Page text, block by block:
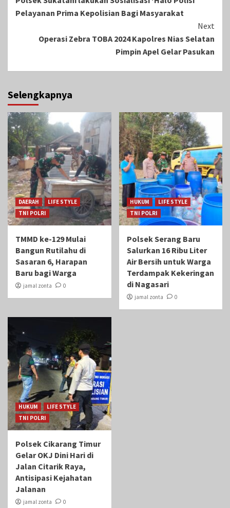
Reading
Pelayanan Prima Kepolisian Bagi Masyarakat
Next
Operasi Zebra TOBA 2024 Kapolres Nias Selatan
Pimpin Apel Gelar Pasukan
Selengkapnya
DAERAH
LIFE STYLE
TNI POLRI
TMMD ke-129 Mulai
Bangun Rutilahu di
Sasaran 6, Harapan
Baru bagi Warga
jamal zonta 0
HUKUM
LIFE STYLE
TNI POLRI
Polsek Serang Baru
Salurkan 16 Ribu Liter
Air Bersih untuk Warga
Terdampak Kekeringan
di Nagasari
jamal zonta 0
HUKUM
LIFE STYLE
TNI POLRI
Polsek Cikarang Timur
Gelar OKJ Dini Hari di
Jalan Citarik Raya,
Antisipasi Kejahatan
Jalanan
jamal zonta 0